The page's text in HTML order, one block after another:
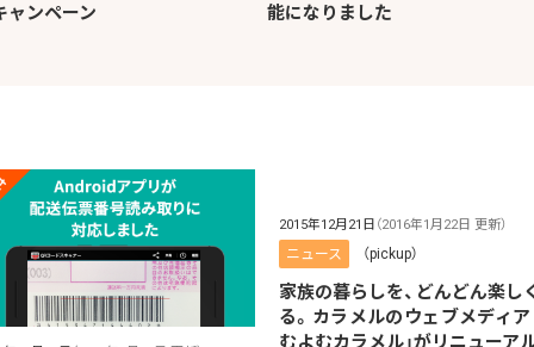
ャンペーン
能になりました
2015年12月21日 （2016年1月22日 更新）
ニュース （pickup）
家族の暮らしを、どんどん楽し
る。カラメルのウェブメディア
むよむカラメル」がリニューアル